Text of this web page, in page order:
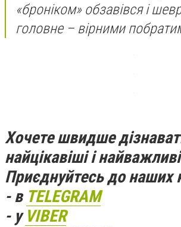
«броніком» обзавівся і
головне – вірними
Хочете швидше
найцікавіші і
Приєднуйтесь до наших
- в TELEGRAM
- у VIBER